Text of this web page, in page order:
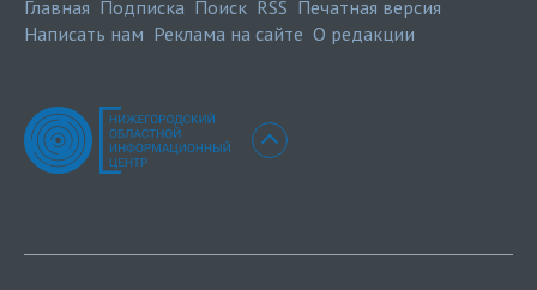
Главная Подписка Поиск RSS Печатная версия
Написать нам Реклама на сайте О редакции